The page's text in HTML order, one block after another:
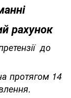
рахунок
до
протягом 14